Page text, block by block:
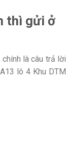
thì gửi ở
là câu trả lời
lô 4 Khu DTM